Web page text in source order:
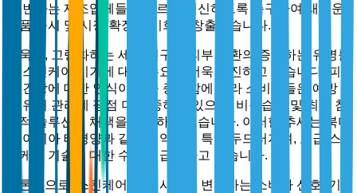
한 변화는 제조업체들이 빠르게 혁신하도록 촉구하여 새로운
제품 출시 및 시장 확장의 기회를 창출했습니다.
더욱이, 고령화하는 세계 인구와 피부 질환의 증가하는 유병률
은 스킨케어 기기에 대한 수요를 더욱 촉진하고 있습니다. 피
부 건강에 대한 인식이 계속 증가함에 따라 소비자들은 예방
및 유지 관리에 점점 더 집중하고 있으며, 비침습적 및 최소 침
습적 솔루션의 채택을 촉진하고 있습니다. 이러한 추세는 북미
및 아시아 태평양과 같은 지역에서 특히 두드러지며, 고급 스
킨케어 기술에 대한 수요가 급증하고 있습니다.
결론적으로, 스킨케어 기기 시장은 변화하는 소비자 선호, 기